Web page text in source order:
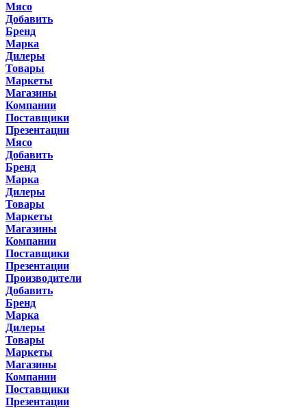
Мясо
Добавить
Бренд
Марка
Дилеры
Товары
Маркеты
Магазины
Компании
Поставщики
Презентации
Мясо
Добавить
Бренд
Марка
Дилеры
Товары
Маркеты
Магазины
Компании
Поставщики
Презентации
Производители
Добавить
Бренд
Марка
Дилеры
Товары
Маркеты
Магазины
Компании
Поставщики
Презентации